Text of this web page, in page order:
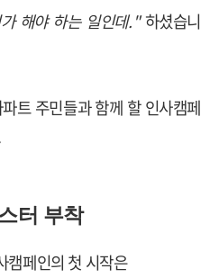
해야 하는 일인데."하셨습니
트 주민들과 함께 할 인사캠페
터 부착
캠페인의 첫 시작은